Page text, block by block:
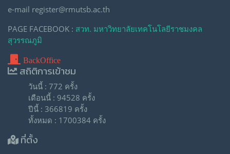
e-mail register@rmutsb.ac.th
PAGE FACEBOOK : สวท. มหาวิทยาลัยเทคโนโลยีราชมงคล
สุวรรณภูมิ
BackOffice
สถิติการเข้าชม
วันนี้ : 772 ครั้ง
เดือนนี้ : 94528 ครั้ง
ปีนี้ : 366819 ครั้ง
ทั้งหมด : 1700384 ครั้ง
ที่ตั้ง